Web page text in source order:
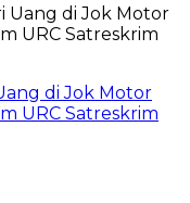
di Jok Motor
URC Satreskrim